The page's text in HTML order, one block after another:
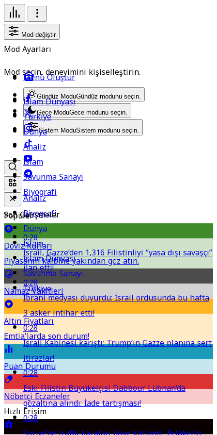
Mod değiştir
Mod Ayarları
Mod seçin, deneyimini kişiselleştirin.
Gündüz ModuGündüz modunu seçin.
Gece ModuGece modunu seçin.
Sistem ModuSistem modunu seçin.
Popüler
Döviz Kurları
Piyasanın kalbine yakından göz atın.
Namaz Vakitleri
Altın Fiyatları
Emtia'larda son durum!
Puan Durumu
Nöbetçi Eczaneler
Hızlı Erişim
Menü Oluştur
Analiz
Biyografi
Dünya
İslam
İslam Dünyası
Savunma Sanayi
Türkiye
İslam Dünyası
Türkiye
Dünya
Analiz
İslam
Savunma Sanayi
Biyografi
Son Gelişmeler
0:28
İsrail, Gazze’den 1,316 Filistinliyi “yasa dışı savaşçı”
ilan etti!
0:28
İbrani medyası duyurdu: İsrail ordusunda bu hafta
3 asker intihar etti!
0:28
İsrail Kabinesi karıştı: Trump’ın Gazze planına sert
itirazlar!
0:28
Eski Filistin Büyükelçisi Dabbour Lübnan’da
gözaltına alındı: İade tartışması!
0:28